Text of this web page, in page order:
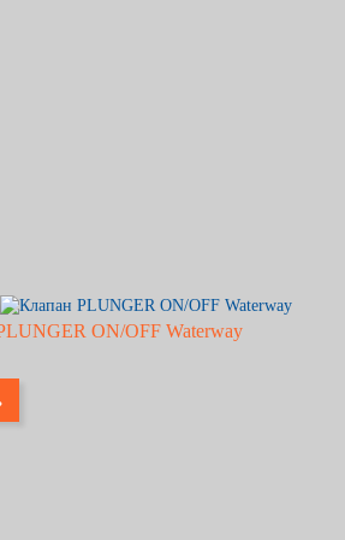
ON/OFF Waterway